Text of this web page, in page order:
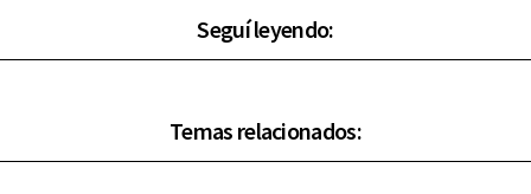
Seguí leyendo:
Temas relacionados: